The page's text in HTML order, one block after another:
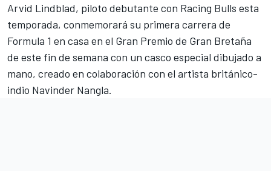
Arvid Lindblad, piloto debutante con Racing Bulls esta
temporada, conmemorará su primera carrera de
Formula 1 en casa en el Gran Premio de Gran Bretaña
de este fin de semana con un casco especial dibujado a
mano, creado en colaboración con el artista británico-
indio Navinder Nangla.